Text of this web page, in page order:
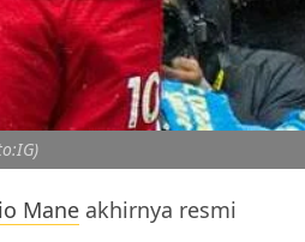
Mane akhirnya resmi